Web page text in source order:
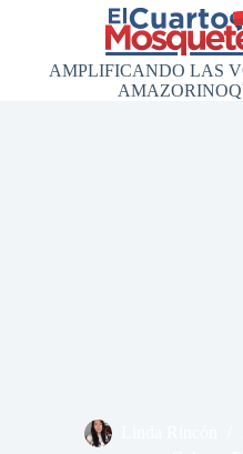
AMPLIFICANDO LAS